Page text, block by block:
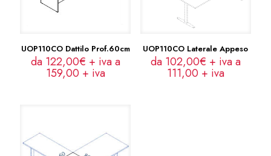
UOP110CO Dattilo Prof.60cm
da 122,00€ + iva a
159,00 + iva
UOP110CO Laterale Appeso
da 102,00€ + iva a
111,00 + iva